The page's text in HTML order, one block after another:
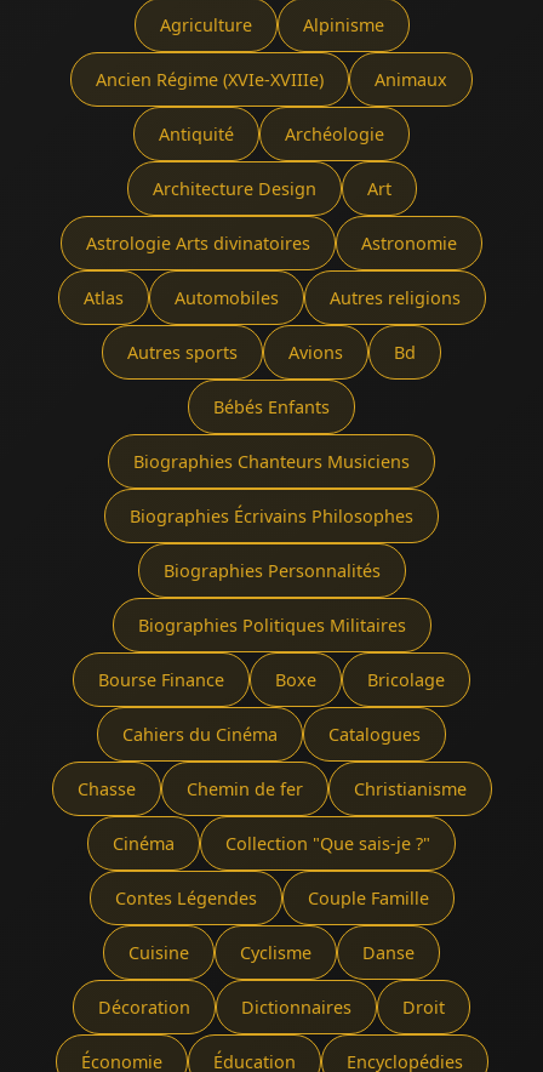
Agriculture Alpinisme
Ancien Régime (XVIe-XVIIIe) Animaux
Antiquité Archéologie
Architecture Design Art
Astrologie Arts divinatoires Astronomie
Atlas Automobiles Autres religions
Autres sports Avions Bd
Bébés Enfants
Biographies Chanteurs Musiciens
Biographies Écrivains Philosophes
Biographies Personnalités
Biographies Politiques Militaires
Bourse Finance Boxe Bricolage
Cahiers du Cinéma Catalogues
Chasse Chemin de fer Christianisme
Cinéma Collection "Que sais-je ?"
Contes Légendes Couple Famille
Cuisine Cyclisme Danse
Décoration Dictionnaires Droit
Économie Éducation Encyclopédies